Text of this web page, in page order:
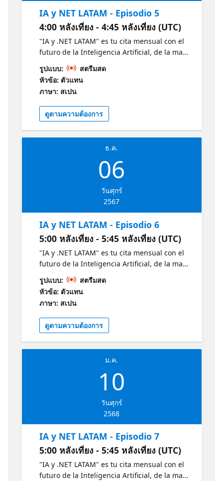
IA y NET LATAM - Episodio 5
4:00 หลังเที่ยง - 4:45 หลังเที่ยง (UTC)
"IA y .NET LATAM" es tu cita mensual con el
futuro de la Inteligencia Artificial, de la mano
de expertos Microsoft, MVPs destacados y
estudiantes apasionados revelan las últimas
tendencias en IA y .NET. Descubre en 30
minutos las últimas tendencias en IA y .NET
y cómo estas están moldeando el mañana.
Conéctate, aprende e inspírate junto a la
vibrante comunidad tecnológica de LATAM.
Obtenga más información sobre la IA y .NET
con estos recursos de Microsoft:
https://aka.ms/CursoIAFundamentals1
https://aka.ms/NETIntroduccion1
รูปแบบ:
สตรีมสด
หัวข้อ: ตัวแทน
ภาษา: สเปน
ดูตามความต้องการ
ธ.ค.
06
วันศุกร์
2567
IA y NET LATAM - Episodio 6
5:00 หลังเที่ยง - 5:45 หลังเที่ยง (UTC)
"IA y .NET LATAM" es tu cita mensual con el
futuro de la Inteligencia Artificial, de la mano
de expertos Microsoft, MVPs destacados y
estudiantes apasionados revelan las últimas
tendencias en IA y .NET. Descubre en 30
minutos las últimas tendencias en IA y .NET
y cómo estas están moldeando el mañana.
Conéctate, aprende e inspírate junto a la
vibrante comunidad tecnológica de LATAM.
Obtenga más información sobre la IA y .NET
con estos recursos de Microsoft:
https://aka.ms/CursoIAFundamentals1
https://aka.ms/NETIntroduccion1
รูปแบบ:
สตรีมสด
หัวข้อ: ตัวแทน
ภาษา: สเปน
ดูตามความต้องการ
ม.ค.
10
วันศุกร์
2568
IA y NET LATAM - Episodio 7
5:00 หลังเที่ยง - 5:45 หลังเที่ยง (UTC)
"IA y .NET LATAM" es tu cita mensual con el
futuro de la Inteligencia Artificial, de la mano